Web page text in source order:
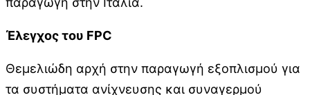
Έλεγχος του FPC
Θεμελιώδη αρχή στην παραγωγή εξοπλισμού για
τα συστήματα ανίχνευσης και συναγερμού